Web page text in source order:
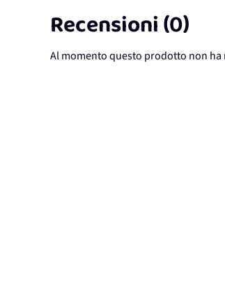
Recensioni (0)
Al momento questo prodotto non ha